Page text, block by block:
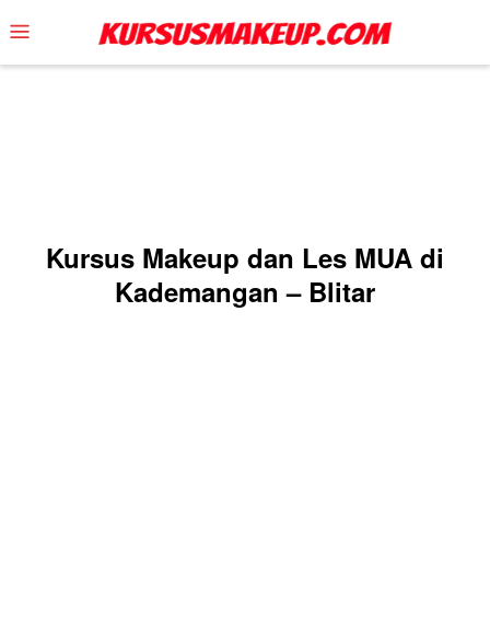
to
content
Mobile
Menu
Kursus Makeup dan Les MUA di
Kademangan – Blitar